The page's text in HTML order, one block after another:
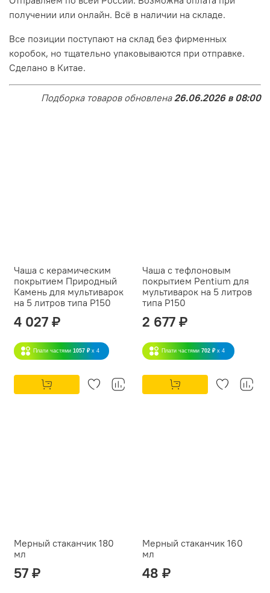
получении или онлайн. Всё в наличии на складе.
Все позиции поступают на склад без фирменных
коробок, но тщательно упаковываются при отправке.
Сделано в Китае.
Подборка товаров обновлена 26.06.2026 в 08:00
Чаша с керамическим
покрытием Природный
Камень для мультиварок
на 5 литров типа P150
4 027 ₽
Плати частями 1057 ₽ x 4
Чаша с тефлоновым
покрытием Pentium для
мультиварок на 5 литров
типа P150
2 677 ₽
Плати частями 702 ₽ x 4
Мерный стаканчик 180
мл
57 ₽
Мерный стаканчик 160
мл
48 ₽